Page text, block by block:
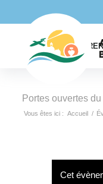
EXPLORER
Portes ouvertes
Vous êtes ici : Accueil /
Cet